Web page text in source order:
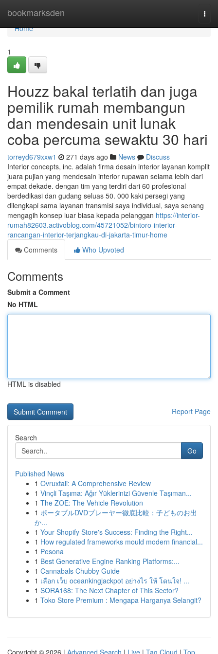
bookmarksden
Home
Home
1
Houzz bakal terlatih dan juga
pemilik rumah membangun
dan mendesain unit lunak
coba percuma sewaktu 30 hari
torreyd679xxw1 271 days ago News
Discuss
Interior concepts, inc. adalah firma desain interior layanan komplit
juara pujian yang mendesain interior rupawan selama lebih dari
empat dekade. dengan tim yang terdiri dari 60 profesional
berdedikasi dan gudang seluas 50. 000 kaki persegi yang
dilengkapi sama layanan transmisi saya individual, saya senang
mengagih konsep luar biasa kepada pelanggan https://interior-
rumah82603.activoblog.com/45721052/bintoro-interior-
rancangan-interior-terjangkau-di-jakarta-timur-home
Comments
Who Upvoted
Comments
Submit a Comment
No HTML
HTML is disabled
Report Page
Search
Go
Published News
1 Ovruxtali: A Comprehensive Review
1 Vinçli Taşıma: Ağır Yüklerinizi Güvenle Taşıman...
1 The ZOE: The Vehicle Revolution
1 ポータブルDVDプレーヤー徹底比較：子どものお出
か...
1 Your Shopify Store's Success: Finding the Right...
1 How regulated frameworks mould modern financial...
1 Pesona
1 Best Generative Engine Ranking Platforms:...
1 Cannabals Chubby Guide
1 เลือก เว็บ oceankingjackpot อย่างไร ให้ โดนใจ! ...
1 SORA168: The Next Chapter of This Sector?
1 Toko Store Premium : Mengapa Harganya Selangit?
Copyright © 2026 | Advanced Search | Live | Tag Cloud | Top